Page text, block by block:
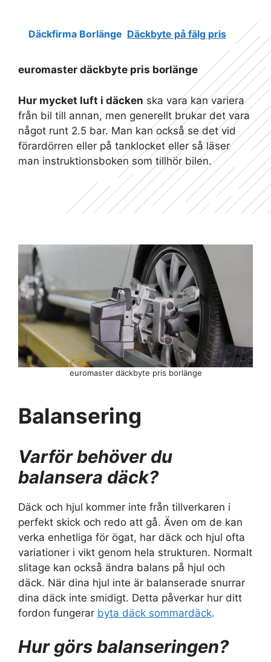
Däckfirma Borlänge Däckbyte på fälg pris
euromaster däckbyte pris borlänge
Hur mycket luft i däcken ska vara kan variera
från bil till annan, men generellt brukar det vara
något runt 2.5 bar. Man kan också se det vid
förardörren eller på tanklocket eller så läser
man instruktionsboken som tillhör bilen.
Balansering
Varför behöver du
balansera däck?
Däck och hjul kommer inte från tillverkaren i
perfekt skick och redo att gå. Även om de kan
verka enhetliga för ögat, har däck och hjul ofta
variationer i vikt genom hela strukturen. Normalt
slitage kan också ändra balans på hjul och
däck. När dina hjul inte är balanserade snurrar
dina däck inte smidigt. Detta påverkar hur ditt
fordon fungerar byta däck sommardäck.
Hur görs balanseringen?
euromaster däckbyte pris borlänge